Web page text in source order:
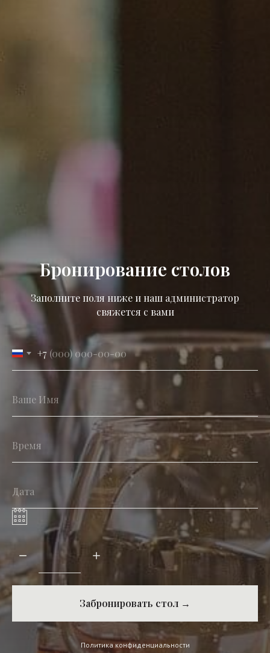
Бронирование столов
Заполните поля ниже и наш администратор
свяжется с вами
+7
Забронировать стол →
Политика конфиденциальности